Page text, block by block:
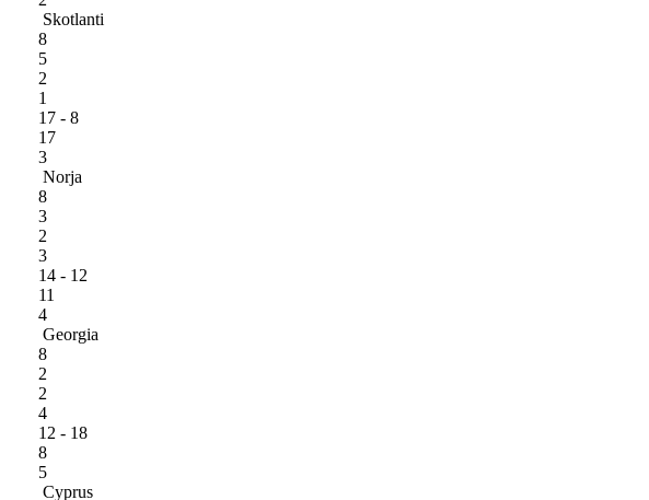
Skotlanti
8
5
2
1
17 - 8
17
3
Norja
8
3
2
3
14 - 12
11
4
Georgia
8
2
2
4
12 - 18
8
5
Cyprus